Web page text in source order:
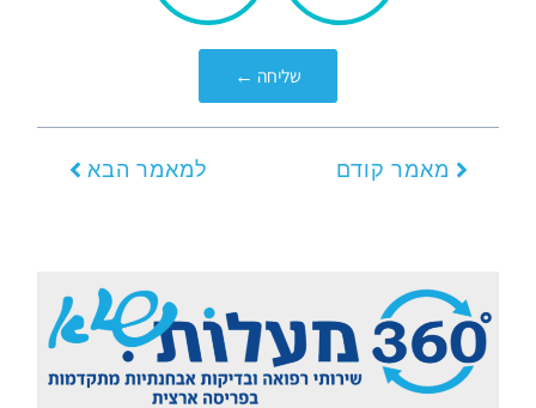
אותך?
שליחה ←
מאמר קודם למאמר הבא